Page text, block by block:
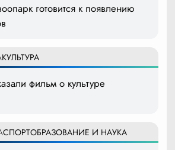
готовится к появлению
КУЛЬТУРА
фильм о культуре
СПОРТОБРАЗОВАНИЕ И НАУКА